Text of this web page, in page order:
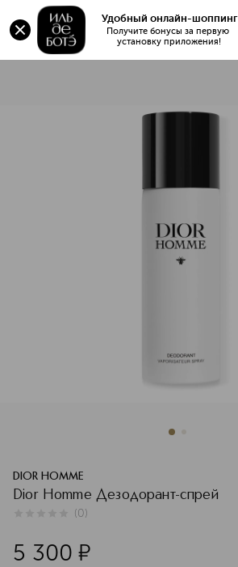
Удобный онлайн-шоппинг
Получите бонусы за первую
установку приложения!
Dior Homme Дезодорант-спрей
DIOR HOMME
Dior Homme Дезодорант-спрей
(0)
5 300 ¤